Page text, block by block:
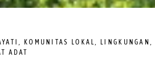
KOMUNITAS LOKAL LINGKUNGAN
ADAT